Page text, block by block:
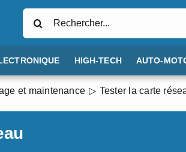
HIGH-TECH AUTO-
et maintenance Tester la carte